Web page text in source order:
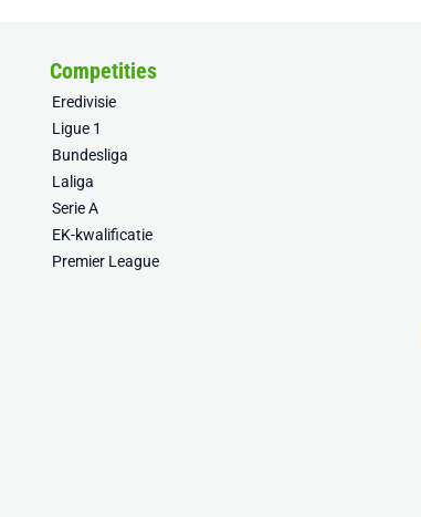
Competities
Eredivisie
Ligue 1
Bundesliga
Laliga
Serie A
EK-kwalificatie
Premier League